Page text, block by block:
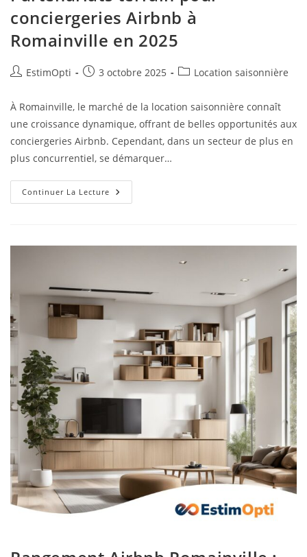
conciergeries Airbnb à
Romainville en 2025
EstimOpti 3 octobre 2025 Location saisonnière
À Romainville, le marché de la location saisonnière connaît
une croissance dynamique, offrant de belles opportunités aux
conciergeries Airbnb. Cependant, dans un secteur de plus en
plus concurrentiel, se démarquer…
Continuer La Lecture